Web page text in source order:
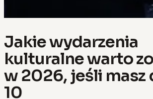
Jakie wydarzenia
kulturalne warto
w 2026, jeśli masz
10